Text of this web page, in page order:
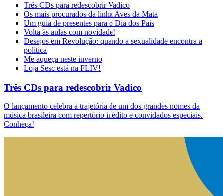
Três CDs para redescobrir Vadico
Os mais procurados da linha Aves da Mata
Um guia de presentes para o Dia dos Pais
Volta às aulas com novidade!
Desejos em Revolução: quando a sexualidade encontra a
política
Me aqueça neste inverno
Loja Sesc está na FLIV!
Três CDs para redescobrir Vadico
O lançamento celebra a trajetória de um dos grandes nomes da
música brasileira com repertório inédito e convidados especiais.
Conheça!